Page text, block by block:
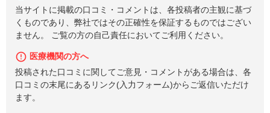
当サイトに掲載の口コミ・コメントは、各投稿者の主観に基づ
くものであり、弊社ではその正確性を保証するものではござい
ません。 ご覧の方の自己責任においてご利用ください。
医療機関の方へ
投稿された口コミに関してご意見・コメントがある場合は、各
口コミの末尾にあるリンク(入力フォーム)からご返信いただけ
ます。